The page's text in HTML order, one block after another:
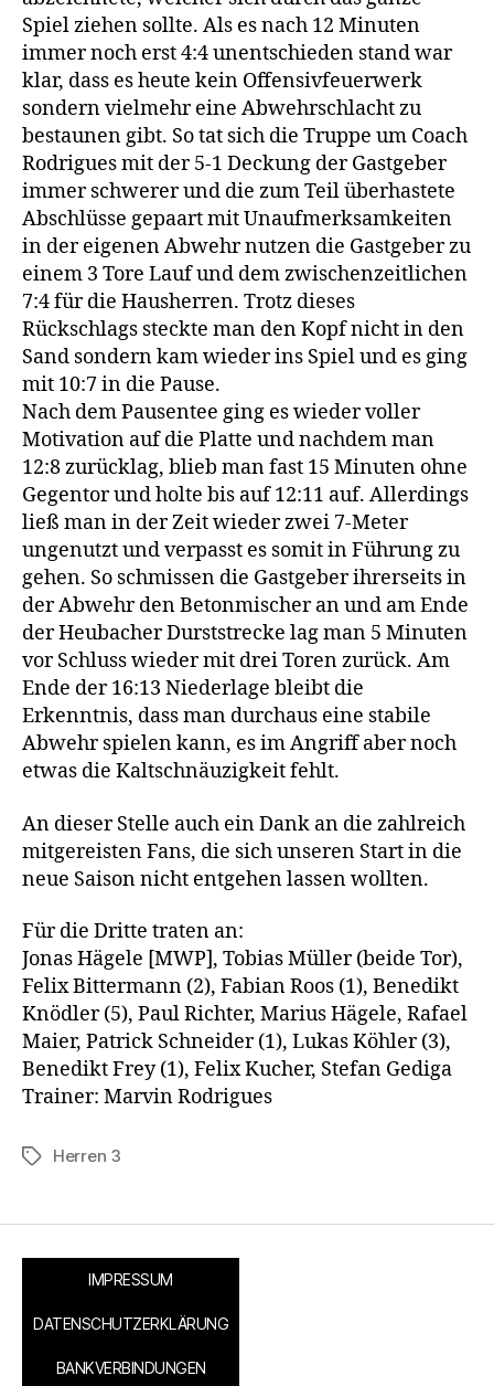
Spiel ziehen sollte. Als es nach 12 Minuten
immer noch erst 4:4 unentschieden stand war
klar, dass es heute kein Offensivfeuerwerk
sondern vielmehr eine Abwehrschlacht zu
bestaunen gibt. So tat sich die Truppe um Coach
Rodrigues mit der 5-1 Deckung der Gastgeber
immer schwerer und die zum Teil überhastete
Abschlüsse gepaart mit Unaufmerksamkeiten
in der eigenen Abwehr nutzen die Gastgeber zu
einem 3 Tore Lauf und dem zwischenzeitlichen
7:4 für die Hausherren. Trotz dieses
Rückschlags steckte man den Kopf nicht in den
Sand sondern kam wieder ins Spiel und es ging
mit 10:7 in die Pause.
Nach dem Pausentee ging es wieder voller
Motivation auf die Platte und nachdem man
12:8 zurücklag, blieb man fast 15 Minuten ohne
Gegentor und holte bis auf 12:11 auf. Allerdings
ließ man in der Zeit wieder zwei 7-Meter
ungenutzt und verpasst es somit in Führung zu
gehen. So schmissen die Gastgeber ihrerseits in
der Abwehr den Betonmischer an und am Ende
der Heubacher Durststrecke lag man 5 Minuten
vor Schluss wieder mit drei Toren zurück. Am
Ende der 16:13 Niederlage bleibt die
Erkenntnis, dass man durchaus eine stabile
Abwehr spielen kann, es im Angriff aber noch
etwas die Kaltschnäuzigkeit fehlt.
An dieser Stelle auch ein Dank an die zahlreich
mitgereisten Fans, die sich unseren Start in die
neue Saison nicht entgehen lassen wollten.
Für die Dritte traten an:
Jonas Hägele [MWP], Tobias Müller (beide Tor),
Felix Bittermann (2), Fabian Roos (1), Benedikt
Knödler (5), Paul Richter, Marius Hägele, Rafael
Maier, Patrick Schneider (1), Lukas Köhler (3),
Benedikt Frey (1), Felix Kucher, Stefan Gediga
Trainer: Marvin Rodrigues
Herren 3
IMPRESSUM
DATENSCHUTZERKLÄRUNG
BANKVERBINDUNGEN